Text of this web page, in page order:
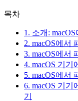
목차
1. 소개:
2. macOS에서
3. macOS에서
4. macOS 기
5. macOS에서
6. macOS 기
기